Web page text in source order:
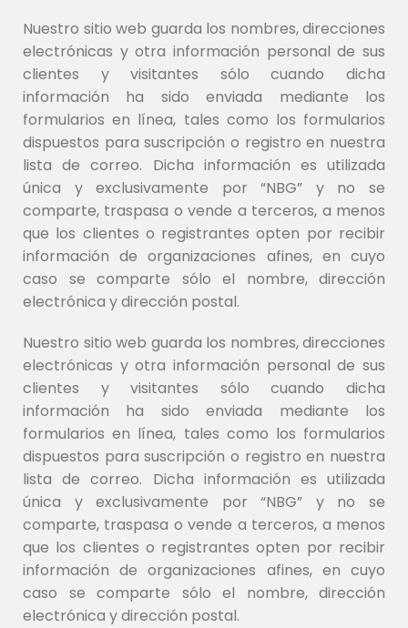
Nuestro sitio web guarda los nombres, direcciones
electrónicas y otra información personal de sus
clientes y visitantes sólo cuando dicha
información ha sido enviada mediante los
formularios en línea, tales como los formularios
dispuestos para suscripción o registro en nuestra
lista de correo. Dicha información es utilizada
única y exclusivamente por “NBG” y no se
comparte, traspasa o vende a terceros, a menos
que los clientes o registrantes opten por recibir
información de organizaciones afines, en cuyo
caso se comparte sólo el nombre, dirección
electrónica y dirección postal.
Nuestro sitio web guarda los nombres, direcciones
electrónicas y otra información personal de sus
clientes y visitantes sólo cuando dicha
información ha sido enviada mediante los
formularios en línea, tales como los formularios
dispuestos para suscripción o registro en nuestra
lista de correo. Dicha información es utilizada
única y exclusivamente por “NBG” y no se
comparte, traspasa o vende a terceros, a menos
que los clientes o registrantes opten por recibir
información de organizaciones afines, en cuyo
caso se comparte sólo el nombre, dirección
electrónica y dirección postal.